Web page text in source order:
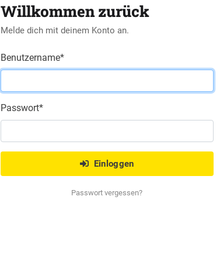
Willkommen zurück
Melde dich mit deinem Konto an.
Benutzername*
Passwort*
Einloggen
Passwort vergessen?